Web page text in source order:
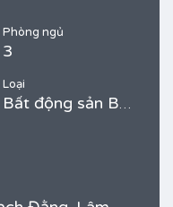
Phòng ngủ
3
Loại
Bất động sản Bán, Nhà